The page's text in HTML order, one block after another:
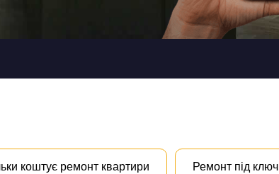
коштує ремонт квартири Ремонт під ключ